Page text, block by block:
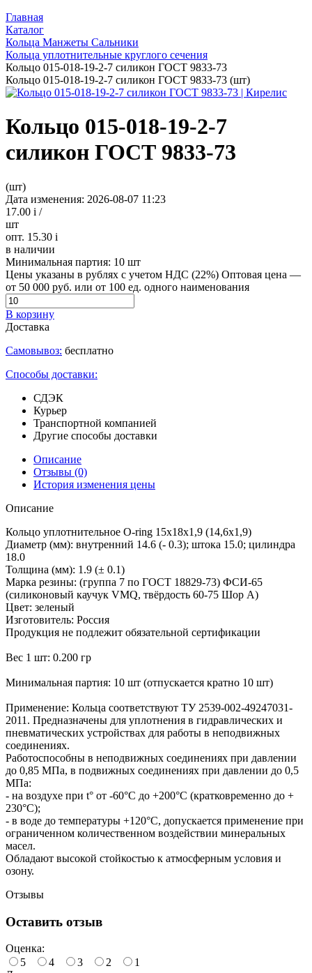
Главная
Каталог
Кольца Манжеты Сальники
Кольца уплотнительные круглого сечения
Кольцо 015-018-19-2-7 силикон ГОСТ 9833-73
Кольцо 015-018-19-2-7 силикон ГОСТ 9833-73 (шт)
Кольцо 015-018-19-2-7
силикон ГОСТ 9833-73
(шт)
Дата изменения: 2026-08-07 11:23
17.00 i /
шт
опт. 15.30 i
в наличии
Минимальная партия: 10 шт
Цены указаны в рублях с учетом НДС (22%) Оптовая цена —
от 50 000 руб. или от 100 ед. одного наименования
В корзину
Доставка
Самовывоз: бесплатно
Способы доставки:
СДЭК
Курьер
Транспортной компанией
Другие способы доставки
Описание
Отзывы (0)
История изменения цены
Описание
Кольцо уплотнительное O-ring 15х18х1,9 (14,6х1,9)
Диаметр (мм): внутренний 14.6 (- 0.3); штока 15.0; цилиндра
18.0
Толщина (мм): 1.9 (± 0.1)
Марка резины: (группа 7 по ГОСТ 18829-73) ФСИ-65
(силиконовый каучук VMQ, твёрдость 60-75 Шор А)
Цвет: зеленый
Изготовитель: Россия
Продукция не подлежит обязательной сертификации
Вес 1 шт: 0.200 гр
Минимальная партия: 10 шт (отпускается кратно 10 шт)
Применение: Кольца соответствуют ТУ 2539-002-49247031-
2011. Предназначены для уплотнения в гидравлических и
пневматических устройствах для работы в неподвижных
соединениях.
Работоспособны в неподвижных соединениях при давлении
до 0,85 МПа, в подвижных соединениях при давлении до 0,5
МПа:
- на воздухе при t° от -60°С до +200°С (кратковременно до +
230°С);
- в воде до температуры +120°С, допускается применение при
ограниченном количественном воздействии минеральных
масел.
Обладают высокой стойкостью к атмосферным условия и
озону.
Отзывы
Оставить отзыв
Оценка:
5
4 3 2
1